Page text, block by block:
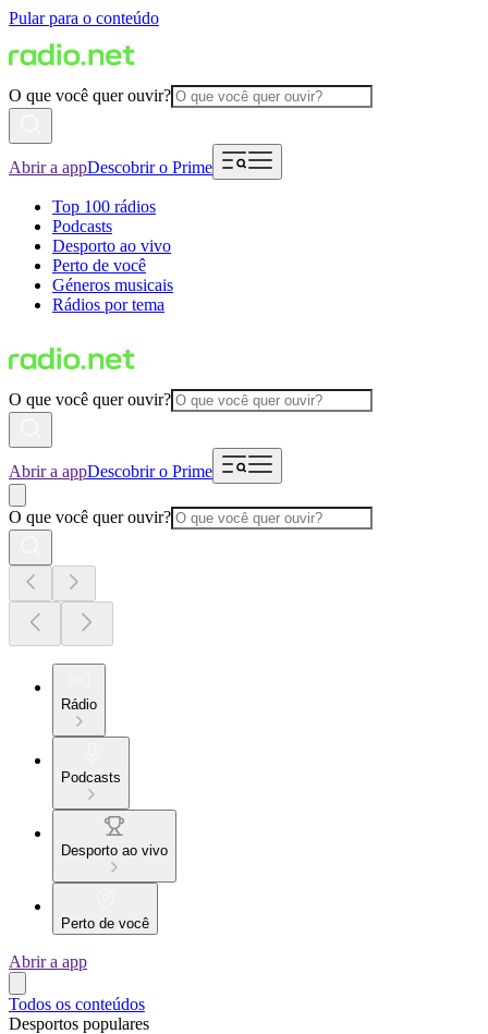
Pular para o conteúdo
O que você quer ouvir?
Abrir a appDescobrir o Prime
Top 100 rádios
Podcasts
Desporto ao vivo
Perto de você
Géneros musicais
Rádios por tema
O que você quer ouvir?
Abrir a appDescobrir o Prime
O que você quer ouvir?
Rádio
Podcasts
Desporto ao vivo
Perto de você
Abrir a app
Todos os conteúdos
Desportos populares